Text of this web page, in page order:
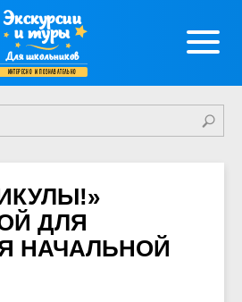
Экскурсии
и туры
Для школьников
интересно и познавательно
ДЛЯ
НАЧАЛЬНОЙ